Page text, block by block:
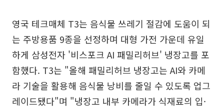
영국 테크매체 T3는 음식물 쓰레기 절감에 도움이 되
는 주방용품 9종을 선정하며 대형 가전 가운데 유일
하게 삼성전자 '비스포크 AI 패밀리허브' 냉장고를 포
함했다. T3는 "올해 패밀리허브 냉장고는 AI와 카메
라 기술을 활용해 음식물 낭비를 줄일 수 있도록 업그
레이드됐다"며 "냉장고 내부 카메라가 식재료의 입·